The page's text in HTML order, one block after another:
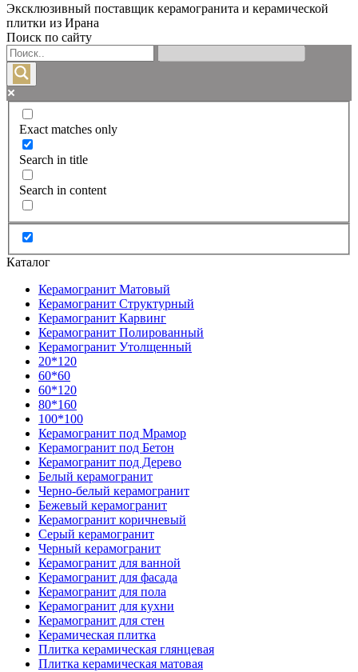
Эксклюзивный поставщик керамогранита и керамической
плитки из Ирана
Поиск по сайту
Exact matches only
Search in title
Search in content
Каталог
Керамогранит Матовый
Керамогранит Структурный
Керамогранит Карвинг
Керамогранит Полированный
Керамогранит Утолщенный
20*120
60*60
60*120
80*160
100*100
Керамогранит под Мрамор
Керамогранит под Бетон
Керамогранит под Дерево
Белый керамогранит
Черно-белый керамогранит
Бежевый керамогранит
Керамогранит коричневый
Серый керамогранит
Черный керамогранит
Керамогранит для ванной
Керамогранит для фасада
Керамогранит для пола
Керамогранит для кухни
Керамогранит для стен
Керамическая плитка
Плитка керамическая глянцевая
Плитка керамическая матовая